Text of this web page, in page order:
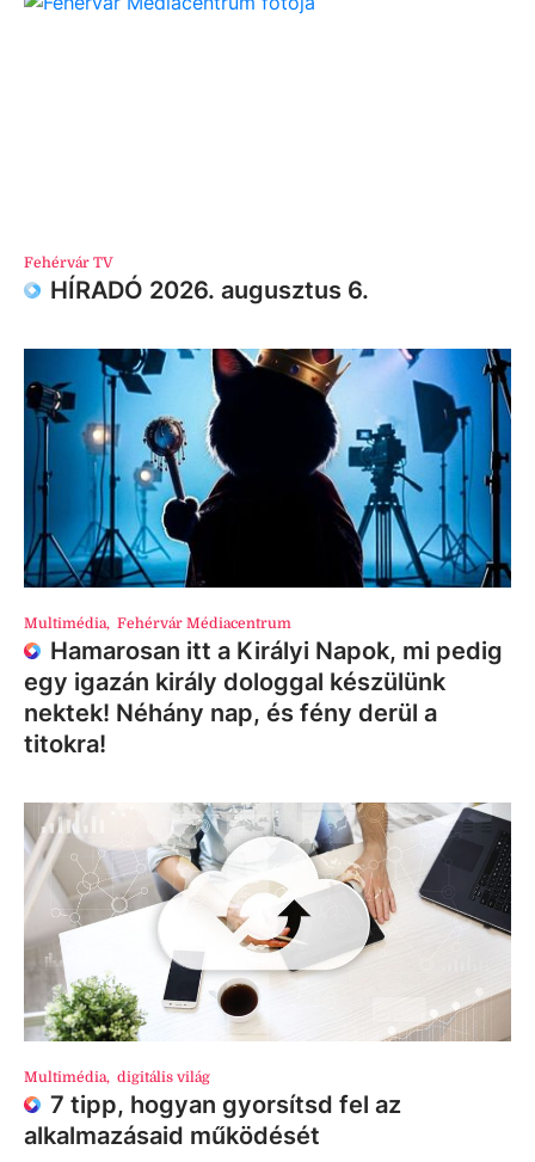
Fehérvár TV
HÍRADÓ 2026. augusztus 6.
Multimédia, Fehérvár Médiacentrum
Hamarosan itt a Királyi Napok, mi pedig
egy igazán király dologgal készülünk
nektek! Néhány nap, és fény derül a
titokra!
Multimédia, digitális világ
7 tipp, hogyan gyorsítsd fel az
alkalmazásaid működését